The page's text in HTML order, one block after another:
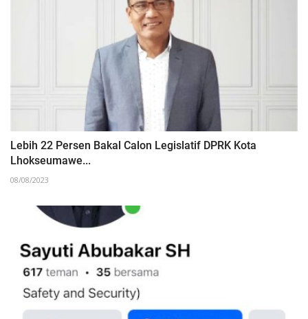
Lebih 22 Persen Bakal Calon Legislatif DPRK Kota
Lhokseumawe...
08/08/2023